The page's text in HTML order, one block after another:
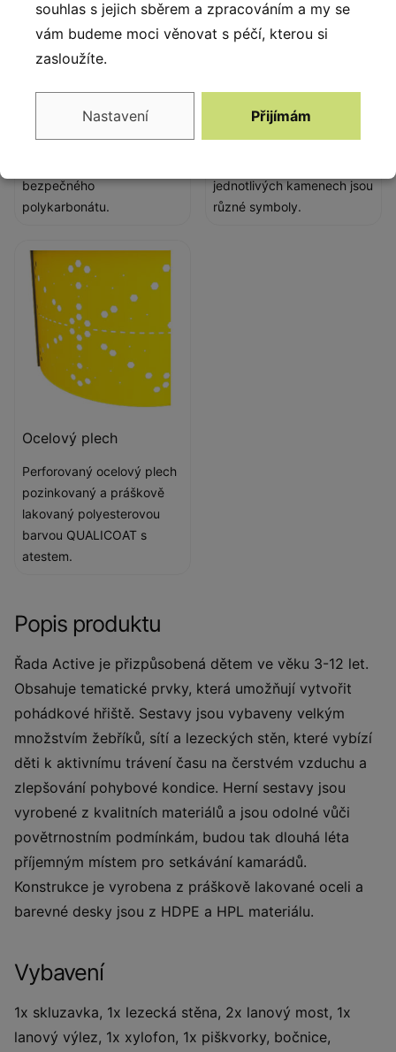
Modul dalekohled
Dalekohled vyrobený z
bezpečného
polykarbonátu.
Piškvorky
Hra piškvorky je vyrobena
jednotlivých kamenech jsou
různé symboly.
Ocelový plech
Perforovaný ocelový plech
pozinkovaný a práškově
lakovaný polyesterovou
barvou QUALICOAT s
atestem.
Popis produktu
Řada Active je přizpůsobená dětem ve věku 3-12 let.
Obsahuje tematické prvky, která umožňují vytvořit
pohádkové hřiště. Sestavy jsou vybaveny velkým
množstvím žebříků, sítí a lezeckých stěn, které vybízí
děti k aktivnímu trávení času na čerstvém vzduchu a
zlepšování pohybové kondice. Herní sestavy jsou
vyrobené z kvalitních materiálů a jsou odolné vůči
povětrnostním podmínkám, budou tak dlouhá léta
příjemným místem pro setkávání kamarádů.
Konstrukce je vyrobena z práškově lakované oceli a
barevné desky jsou z HDPE a HPL materiálu.
Vybavení
1x skluzavka, 1x lezecká stěna, 2x lanový most, 1x
lanový výlez, 1x xylofon, 1x piškvorky, bočnice,
souhlas s jejich sběrem a zpracováním a my se
vám budeme moci věnovat s péčí, kterou si
zasloužíte.
Nastavení Přijímám